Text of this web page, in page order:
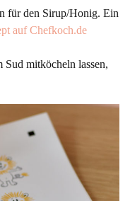
für den Sirup/Honig. Ein
auf Chefkoch.de
Sud mitköcheln lassen,